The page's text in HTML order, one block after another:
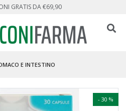
GRATIS DA €69,90
E INTESTINO
- 30 %